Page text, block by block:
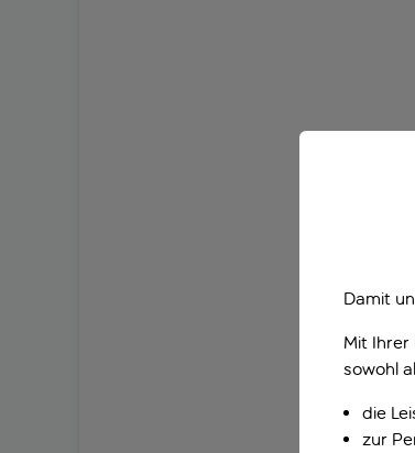
Damit
Mit Ihrer
sowohl
die
zur